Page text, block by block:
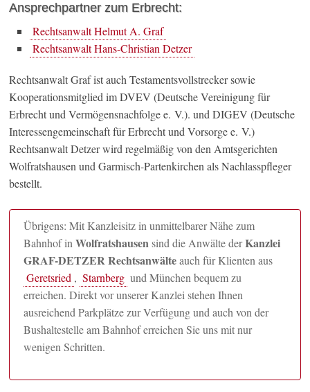
Ansprechpartner zum Erbrecht:
Rechtsanwalt Helmut A. Graf
Rechtsanwalt Hans-Christian Detzer
Rechtsanwalt Graf ist auch Testamentsvollstrecker sowie
Kooperationsmitglied im DVEV (Deutsche Vereinigung für
Erbrecht und Vermögensnachfolge e. V.). und DIGEV (Deutsche
Interessengemeinschaft für Erbrecht und Vorsorge e. V.)
Rechtsanwalt Detzer wird regelmäßig von den Amtsgerichten
Wolfratshausen und Garmisch-Partenkirchen als Nachlasspfleger
bestellt.
Übrigens: Mit Kanzleisitz in unmittelbarer Nähe zum
Bahnhof inWolfratshausensind die Anwälte derKanzlei
GRAF-DETZER Rechtsanwälteauch für Klienten aus
Geretsried , Starnberg und München bequem zu
erreichen. Direkt vor unserer Kanzlei stehen Ihnen
ausreichend Parkplätze zur Verfügung und auch von der
Bushaltestelle am Bahnhof erreichen Sie uns mit nur
wenigen Schritten.